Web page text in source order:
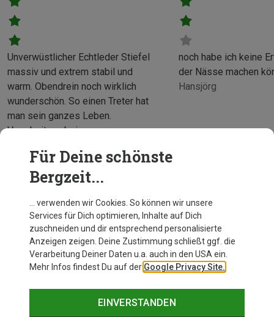
Unverwüstlicher Echtleder Stiefel
massiv und extrem stabil und
warm. Obendrein noch wirklich
wunderschön. So einen Treter hat
man sein ganzes Leben.
Verarbeitung beim genauen
liebsten im Bett anlassen????
Mehr anzeigen
Hansjörg
noch habe ich keine
der Nässe machen
Für Deine schönste
Bergzeit...
… verwenden wir Cookies. So können wir unsere
Services für Dich optimieren, Inhalte auf Dich
zuschneiden und dir entsprechend personalisierte
Anzeigen zeigen. Deine Zustimmung schließt ggf. die
Verarbeitung Deiner Daten u.a. auch in den USA ein.
Mehr Infos findest Du auf der Google Privacy Site.
EINVERSTANDEN